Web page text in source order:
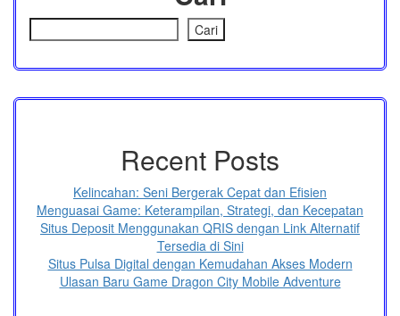
Cari
Recent Posts
Kelincahan: Seni Bergerak Cepat dan Efisien
Menguasai Game: Keterampilan, Strategi, dan Kecepatan
Situs Deposit Menggunakan QRIS dengan Link Alternatif
Tersedia di Sini
Situs Pulsa Digital dengan Kemudahan Akses Modern
Ulasan Baru Game Dragon City Mobile Adventure